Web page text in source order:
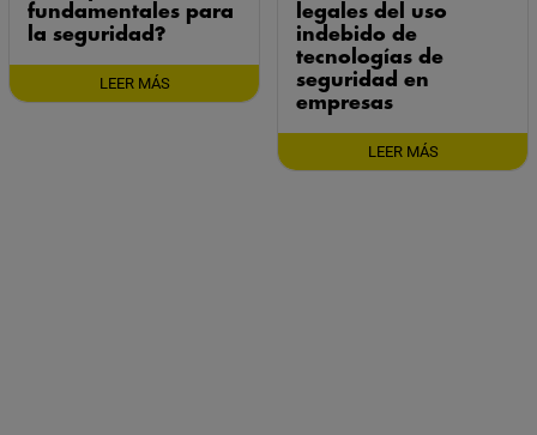
fundamentales para
la seguridad?
LEER MÁS
legales del uso
indebido de
tecnologías de
seguridad en
empresas
LEER MÁS